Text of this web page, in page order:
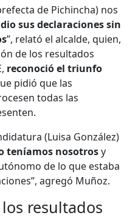
de Pichincha) nos
sus declaraciones sin
”, relató el alcalde, quien,
de los resultados
reconoció el triunfo
pidió que las
todas las
(Luisa González)
teníamos nosotrosy
de lo que estaba
agregó Muñoz.
los resultados